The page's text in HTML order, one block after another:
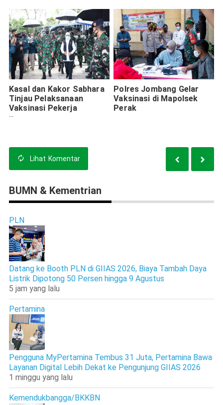
Kasal dan Kakor Sabhara
Tinjau Pelaksanaan
Vaksinasi Pekerja
Pelabuhan Tanjung Perak
Polres Jombang Gelar
Vaksinasi di Mapolsek
Perak
Lihat Komentar
BUMN & Kementrian
PLN
Datang ke Booth PLN di GIIAS 2026, Biaya Tambah Daya
Listrik Dipotong 50 Persen hingga 9 Agustus
5 jam yang lalu
Pertamina
Pengguna MyPertamina Tembus 31 Juta, Pertamina Bawa
Layanan Digital Lebih Dekat ke Pengunjung GIIAS 2026
1 minggu yang lalu
Kemendukbangga/BKKBN